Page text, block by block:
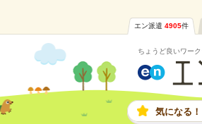
エン派遣 4905件
ちょうど良いワー
気になる